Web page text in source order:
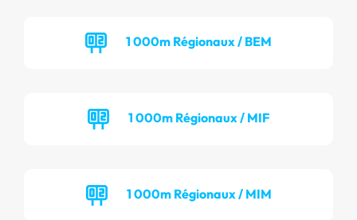
1 000m Régionaux / BEM
1 000m Régionaux / MIF
1 000m Régionaux / MIM